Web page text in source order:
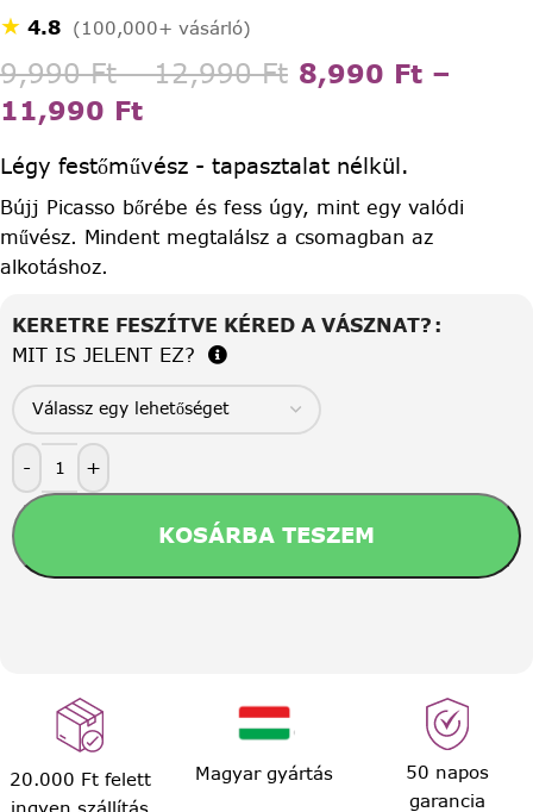
★ 4.8 (100,000+ vásárló)
9,990Ft – 12,990Ft 8,990 Ft –
11,990 Ft
Légy festőművész - tapasztalat nélkül.
Bújj Picasso bőrébe és fess úgy, mint egy valódi
művész. Mindent megtalálsz a csomagban az
alkotáshoz.
KERETRE FESZÍTVE KÉRED A VÁSZNAT?
MIT IS JELENT EZ?
- +
KOSÁRBA TESZEM
20.000 Ft felett
Magyar gyártás
50 napos
garancia